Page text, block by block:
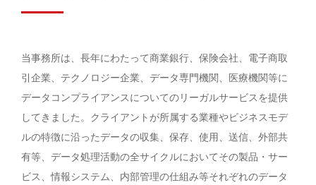
当事務所は、長年にわたって商業銀行、保険会社、電子商取
引企業、テクノロジー企業、データ専門機関、医療機関等に
データコンプライアンスについてのリーガルサービスを提供
してきました。クライアントが所属する業種やビジネスモデ
ルの特徴に沿ったデータの収集、保存、使用、送信、外部共
有等、データ処理活動の全サイクルにおいてその製品・サー
ビス、情報システム、内部管理の仕組み等それぞれのデータ